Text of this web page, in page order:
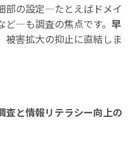
部の設定―たとえばドメイ
ど―も調査の焦点です。早
被害拡大の抑止に直結しま
査と情報リテラシー向上の